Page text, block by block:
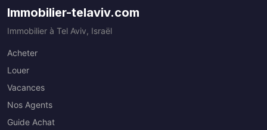
Immobilier-telaviv.com
Immobilier à Tel Aviv, Israël
Acheter
Louer
Vacances
Nos Agents
Guide Achat